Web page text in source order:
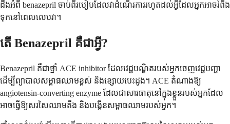
ដឹងអំពី benazepril ចាប់ពីរបៀបដែលវាដំណើរការរហូតដល់អ្វីដែលអ្នកអាចរំពឹង
ទុកនៅពេលលេបវា។
តើ Benazepril គឺជាអ្វី?
Benazepril គឺជាថ្នាំ ACE inhibitor ដែលវេជ្ជបណ្ឌិតរបស់អ្នកចេញវេជ្ជបញ្ជា
ដើម្បីព្យាបាលសម្ពាធឈាមខ្ពស់ និងខ្សោយបេះដូង។ ACE តំណាងឱ្យ
angiotensin-converting enzyme ដែលជាសារធាតុនៅក្នុងខ្លួនរបស់អ្នកដែល
អាចធ្វើឱ្យសរសៃឈាមតឹង និងបង្កើនសម្ពាធឈាមរបស់អ្នក។